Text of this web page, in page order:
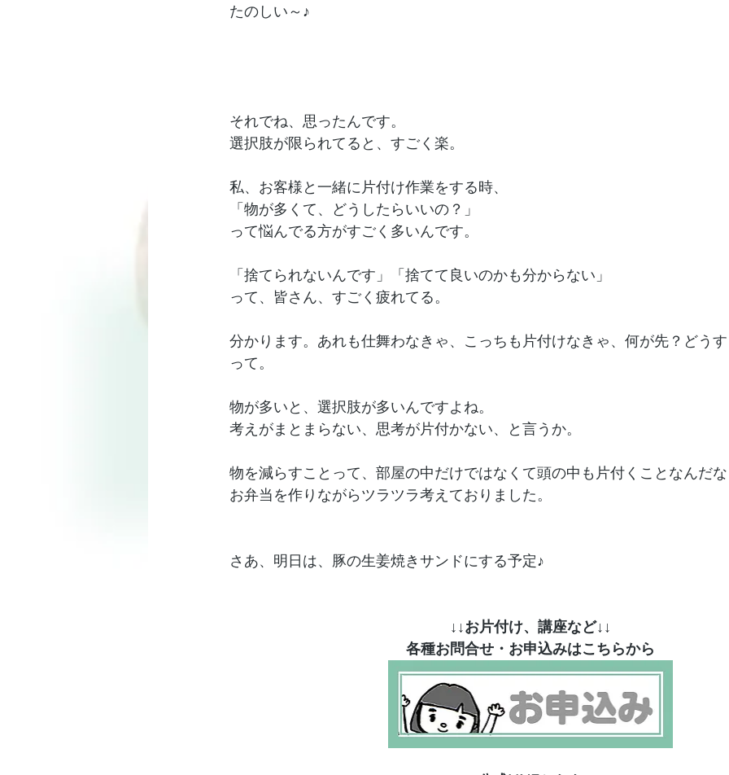
たのしい～♪
それでね、思ったんです。
選択肢が限られてると、すごく楽。
私、お客様と一緒に片付け作業をする時、
「物が多くて、どうしたらいいの？」
って悩んでる方がすごく多いんです。
「捨てられないんです」「捨てて良いのかも分からない」
って、皆さん、すごく疲れてる。
分かります。あれも仕舞わなきゃ、こっちも片付けなきゃ、何が先？どう
って。
物が多いと、選択肢が多いんですよね。
考えがまとまらない、思考が片付かない、と言うか。
物を減らすことって、部屋の中だけではなくて頭の中も片付くことなんだ
お弁当を作りながらツラツラ考えておりました。
さあ、明日は、豚の生姜焼きサンドにする予定♪
↓↓お片付け、講座など↓↓
各種お問合せ・お申込みはこちらから